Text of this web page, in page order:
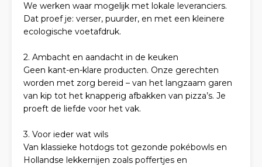
We werken waar mogelijk met lokale leveranciers.
Dat proef je: verser, puurder, en met een kleinere
ecologische voetafdruk.
2. Ambacht en aandacht in de keuken
Geen kant-en-klare producten. Onze gerechten
worden met zorg bereid – van het langzaam garen
van kip tot het knapperig afbakken van pizza’s. Je
proeft de liefde voor het vak.
3. Voor ieder wat wils
Van klassieke hotdogs tot gezonde pokébowls en
Hollandse lekkernijen zoals poffertjes en